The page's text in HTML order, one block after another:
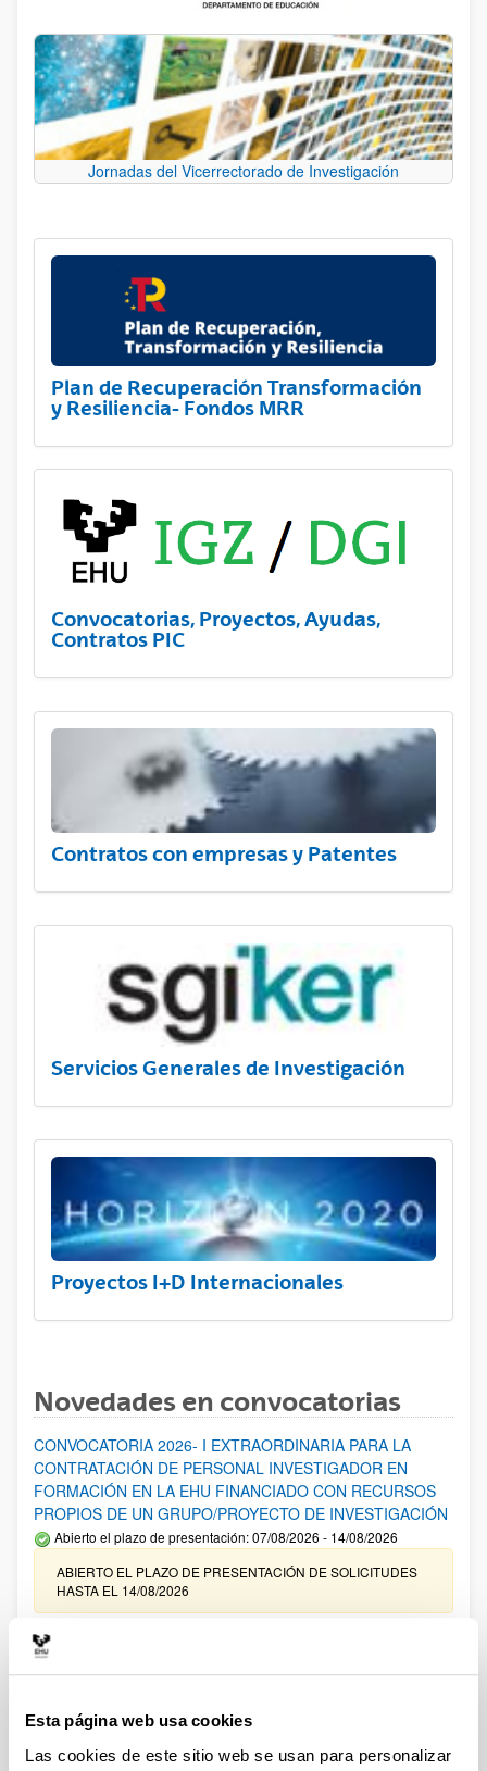
Esta página web usa cookies
Las cookies de este sitio web se usan para personalizar
Jornadas del Vicerrectorado de Investigación
Plan de Recuperación Transformación
y Resiliencia- Fondos MRR
Convocatorias, Proyectos, Ayudas,
Contratos PIC
Contratos con empresas y Patentes
Servicios Generales de Investigación
Proyectos I+D Internacionales
Novedades en convocatorias
CONVOCATORIA 2026- I EXTRAORDINARIA PARA LA
CONTRATACIÓN DE PERSONAL INVESTIGADOR EN
FORMACIÓN EN LA EHU FINANCIADO CON RECURSOS
PROPIOS DE UN GRUPO/PROYECTO DE INVESTIGACIÓN
Abierto el plazo de presentación: 07/08/2026 - 14/08/2026
ABIERTO EL PLAZO DE PRESENTACIÓN DE SOLICITUDES
HASTA EL 14/08/2026
Ayudas para financiación de la adquisición y renovación de
infraestructura científica y fondos bibliográficos en la
Trámite abierto
25/03/2026: Corrección de errores del listado provisional de
solicitudes admitidas y excluidas. 23/03/2026: Relación